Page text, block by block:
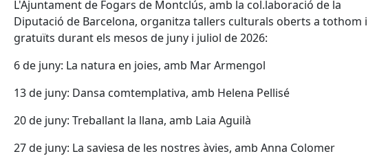
L'Ajuntament de Fogars de Montclús, amb la col.laboració de la
Diputació de Barcelona, organitza tallers culturals oberts a tothom i
gratuïts durant els mesos de juny i juliol de 2026:
6 de juny: La natura en joies, amb Mar Armengol
13 de juny: Dansa comtemplativa, amb Helena Pellisé
20 de juny: Treballant la llana, amb Laia Aguilà
27 de juny: La saviesa de les nostres àvies, amb Anna Colomer